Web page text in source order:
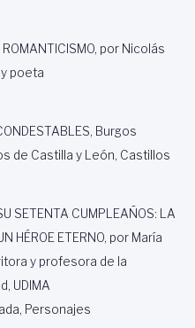
ROMANTICISMO, por Nicolás
poeta
Burgos
de Castilla y León, Castillos
SETENTA CUMPLEAÑOS: LA
HÉROE ETERNO, por María
y profesora de la
UDIMA
Personajes